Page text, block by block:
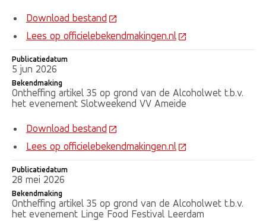
Download bestand
Lees op officielebekendmakingen.nl
Publicatiedatum
5 jun 2026
Bekendmaking
Ontheffing artikel 35 op grond van de Alcoholwet t.b.v.
het evenement Slotweekend VV Ameide
Download bestand
Lees op officielebekendmakingen.nl
Publicatiedatum
28 mei 2026
Bekendmaking
Ontheffing artikel 35 op grond van de Alcoholwet t.b.v.
het evenement Linge Food Festival Leerdam